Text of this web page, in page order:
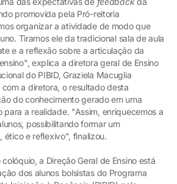
promovida pela Pró-reitoria
organizar a atividade de modo que
Tiramos ele da tradicional sala de aula
e a reflexão sobre a articulação da
explica a diretora geral de Ensino
do PIBID, Graziela Macuglia
a diretora, o resultado desta
do conhecimento gerado em uma
para a realidade. "Assim, enriquecemos a
possibilitando formar um
ético e reflexivo", finalizou.
a Direção Geral de Ensino está
dos alunos bolsistas do Programa